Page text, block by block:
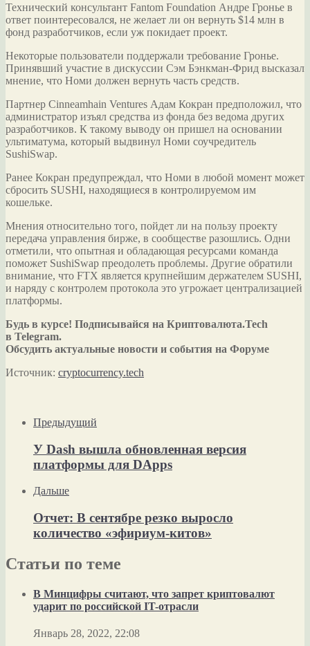
Технический консультант Fantom Foundation Андре Гронье в
ответ поинтересовался, не желает ли он вернуть $14 млн в
фонд разработчиков, если уж покидает проект.
Некоторые пользователи поддержали требование Гронье.
Принявший участие в дискуссии Сэм Бэнкман-Фрид высказал
мнение, что Номи должен вернуть часть средств.
Партнер Cinneamhain Ventures Адам Кокран предположил, что
администратор изъял средства из фонда без ведома других
разработчиков. К такому выводу он пришел на основании
ультиматума, который выдвинул Номи соучредитель
SushiSwap.
Ранее Кокран предупреждал, что Номи в любой момент может
сбросить SUSHI, находящиеся в контролируемом им
кошельке.
Мнения относительно того, пойдет ли на пользу проекту
передача управления бирже, в сообществе разошлись. Одни
отметили, что опытная и обладающая ресурсами команда
поможет SushiSwap преодолеть проблемы. Другие обратили
внимание, что FTX является крупнейшим держателем SUSHI,
и наряду с контролем протокола это угрожает централизацией
платформы.
Будь в курсе! Подписывайся на Криптовалюта.Tech
в Telegram.
Обсудить актуальные новости и события на Форуме
Источник: cryptocurrency.tech
Предыдущий
У Dash вышла обновленная версия
платформы для DApps
Дальше
Отчет: В сентябре резко выросло
количество «эфириум-китов»
Статьи по теме
В Минцифры считают, что запрет криптовалют
ударит по российской IT-отрасли
Январь 28, 2022, 22:08